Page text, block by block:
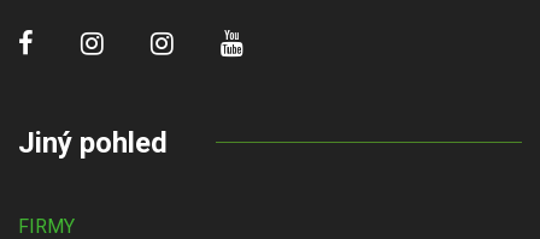
Jiný pohled
FIRMY